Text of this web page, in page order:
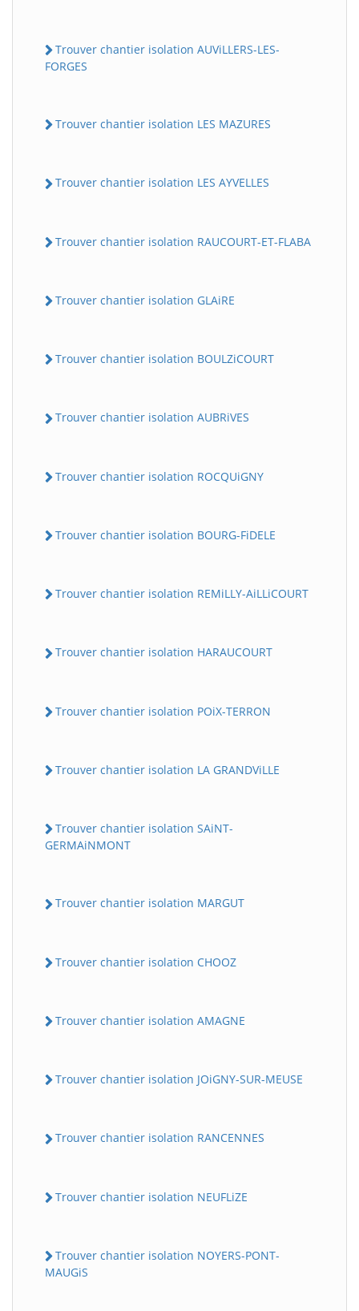
Trouver chantier isolation AUViLLERS-LES-
FORGES
Trouver chantier isolation LES MAZURES
Trouver chantier isolation LES AYVELLES
Trouver chantier isolation RAUCOURT-ET-FLABA
Trouver chantier isolation GLAiRE
Trouver chantier isolation BOULZiCOURT
Trouver chantier isolation AUBRiVES
Trouver chantier isolation ROCQUiGNY
Trouver chantier isolation BOURG-FiDELE
Trouver chantier isolation REMiLLY-AiLLiCOURT
Trouver chantier isolation HARAUCOURT
Trouver chantier isolation POiX-TERRON
Trouver chantier isolation LA GRANDViLLE
Trouver chantier isolation SAiNT-
GERMAiNMONT
Trouver chantier isolation MARGUT
Trouver chantier isolation CHOOZ
Trouver chantier isolation AMAGNE
Trouver chantier isolation JOiGNY-SUR-MEUSE
Trouver chantier isolation RANCENNES
Trouver chantier isolation NEUFLiZE
Trouver chantier isolation NOYERS-PONT-
MAUGiS